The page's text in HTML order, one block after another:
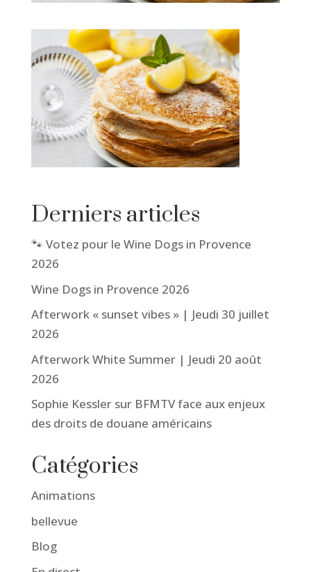
Derniers articles
🐾 Votez pour le Wine Dogs in Provence
2026
Wine Dogs in Provence 2026
Afterwork « sunset vibes » | Jeudi 30 juillet
2026
Afterwork White Summer | Jeudi 20 août
2026
Sophie Kessler sur BFMTV face aux enjeux
des droits de douane américains
Catégories
Animations
bellevue
Blog